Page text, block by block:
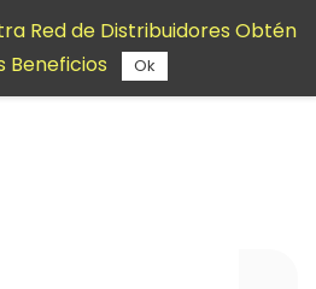
Red de Distribuidores Obtén
Beneficios
Ok